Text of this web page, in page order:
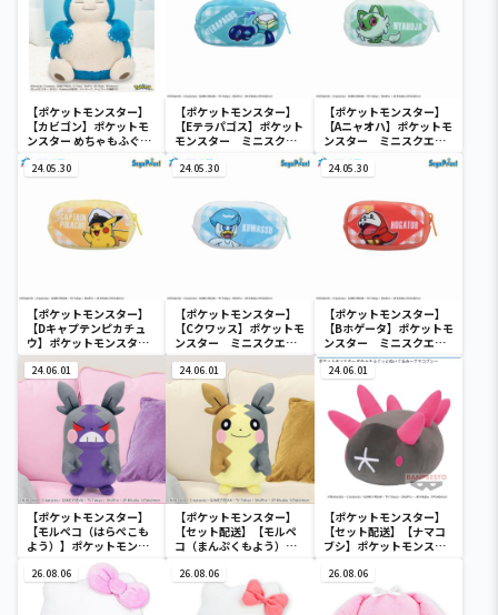
【ポケットモンスター】
【カビゴン】ポケットモ
ンスター めちゃもふぐっ
と ほっこりいやされぬい
ぐるみ～カビゴン～
【ポケットモンスター】
【Eテラパゴス】ポケット
モンスター ミニスクエ
アポーチ
【ポケットモンスター】
【Aニャオハ】ポケットモ
ンスター ミニスクエア
ポーチ
24.05.30
【ポケットモンスター】
【Dキャプテンピカチュ
ウ】ポケットモンスタ
ー ミニスクエアポーチ
24.05.30
【ポケットモンスター】
【Cクワッス】ポケットモ
ンスター ミニスクエア
ポーチ
24.05.30
【ポケットモンスター】
【Bホゲータ】ポケットモ
ンスター ミニスクエア
ポーチ
24.06.01
【ポケットモンスター】
【モルペコ（はらぺこも
よう）】ポケットモンス
ター めちゃもふぐっとぬ
いぐるみ～モルペコ（は
らぺこもよう）～
24.06.01
【ポケットモンスター】
【セット配送】【モルペ
コ（まんぷくもよう）】
ゃもふぐっとぬいぐるみ
～モルペコ（まんぷくも
24.06.01
【ポケットモンスター】
【セット配送】【ナマコ
ブシ】ポケットモンスタ
ぐるみ～ナマコブシ～
26.08.06 26.08.06 26.08.06